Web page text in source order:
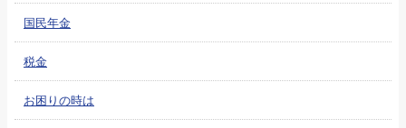
国民年金
税金
お困りの時は